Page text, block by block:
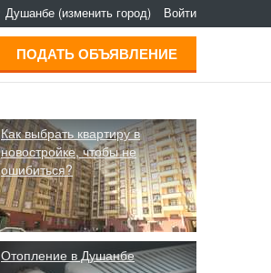
Душанбе (изменить город) Войти
ПОДАТЬ ОБЪЯВЛЕНИЕ
Как выбрать квартиру в
новостройке, чтобы не
ошибиться?
Отопление в Душанбе